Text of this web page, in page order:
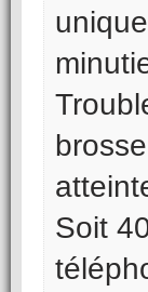
Soit